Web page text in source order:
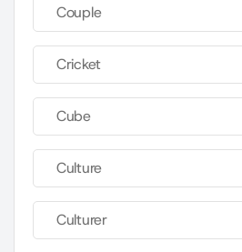
Couple
Cricket
Cube
Culture
Culturer